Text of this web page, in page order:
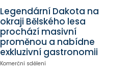
Legendární Dakota na
okraji Bělského lesa
prochází masivní
proměnou a nabídne
exkluzivní gastronomii
Komerční sdělení